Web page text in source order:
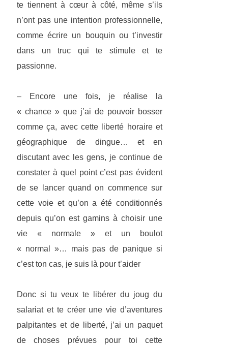
te tiennent à cœur à côté, même s’ils
n’ont pas une intention professionnelle,
comme écrire un bouquin ou t’investir
dans un truc qui te stimule et te
passionne.
– Encore une fois, je réalise la
« chance » que j’ai de pouvoir bosser
comme ça, avec cette liberté horaire et
géographique de dingue… et en
discutant avec les gens, je continue de
constater à quel point c’est pas évident
de se lancer quand on commence sur
cette voie et qu’on a été conditionnés
depuis qu’on est gamins à choisir une
vie « normale » et un boulot
« normal »… mais pas de panique si
c’est ton cas, je suis là pour t’aider
Donc si tu veux te libérer du joug du
salariat et te créer une vie d’aventures
palpitantes et de liberté, j’ai un paquet
de choses prévues pour toi cette